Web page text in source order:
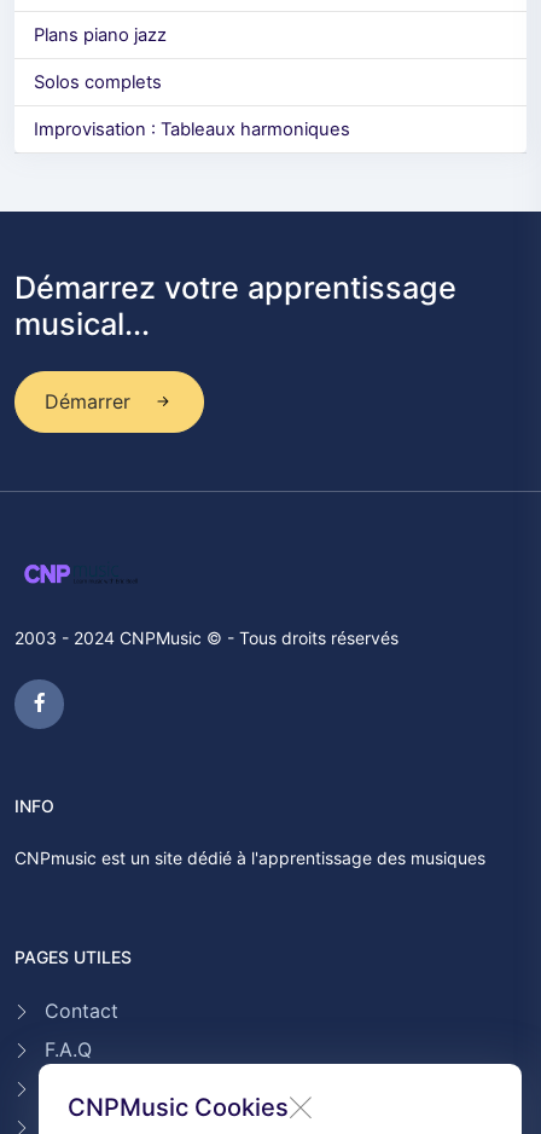
Plans piano jazz
Solos complets
Improvisation : Tableaux harmoniques
CNPMusic Cookies
Démarrez votre apprentissage
musical...
Démarrer
2003 - 2024 CNPMusic © - Tous droits réservés
INFO
CNPmusic est un site dédié à l'apprentissage des musiques
PAGES UTILES
Contact
F.A.Q
Conditions générales de ventes